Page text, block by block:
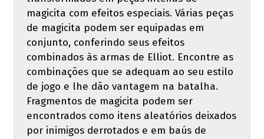
magicita com efeitos especiais. Várias peças
de magicita podem ser equipadas em
conjunto, conferindo seus efeitos
combinados às armas de Elliot. Encontre as
combinações que se adequam ao seu estilo
de jogo e lhe dão vantagem na batalha.
Fragmentos de magicita podem ser
encontrados como itens aleatórios deixados
por inimigos derrotados e em baús de